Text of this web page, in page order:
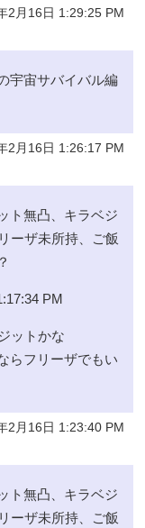
2月16日 1:29:25 PM
宇宙サバイバル編
2月16日 1:26:17 PM
ト無凸、キラベジ
ーザ未所持、ご飯
PM
ットかな
らフリーザでもい
2月16日 1:23:40 PM
ト無凸、キラベジ
ーザ未所持、ご飯